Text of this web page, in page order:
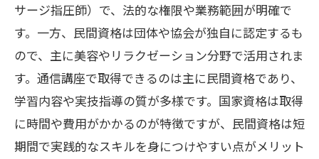
サージ指圧師）で、法的な権限や業務範囲が明確で
す。一方、民間資格は団体や協会が独自に認定するも
ので、主に美容やリラクゼーション分野で活用されま
す。通信講座で取得できるのは主に民間資格であり、
学習内容や実技指導の質が多様です。国家資格は取得
に時間や費用がかかるのが特徴ですが、民間資格は短
期間で実践的なスキルを身につけやすい点がメリット